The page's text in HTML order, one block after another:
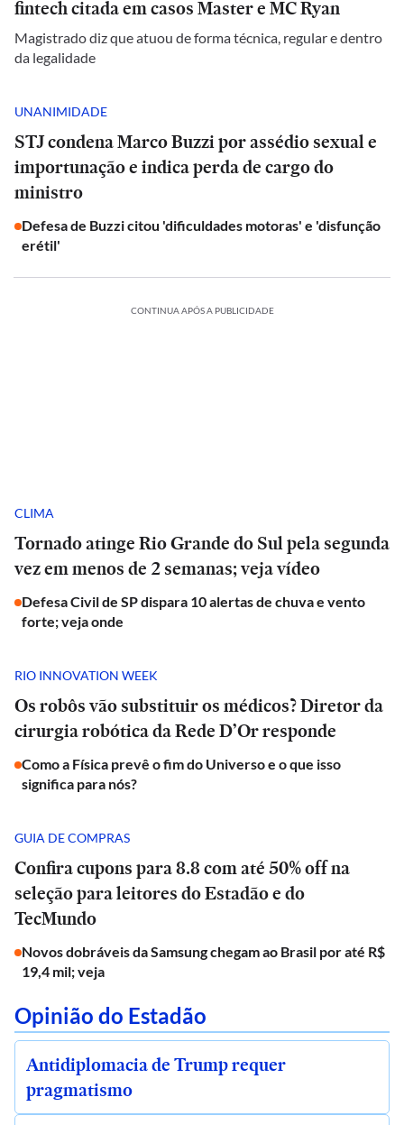
fintech citada em casos Master e MC Ryan
Magistrado diz que atuou de forma técnica, regular e dentro
da legalidade
UNANIMIDADE
STJ condena Marco Buzzi por assédio sexual e
importunação e indica perda de cargo do
ministro
Defesa de Buzzi citou 'dificuldades motoras' e 'disfunção
erétil'
CONTINUA APÓS A PUBLICIDADE
CLIMA
Tornado atinge Rio Grande do Sul pela segunda
vez em menos de 2 semanas; veja vídeo
Defesa Civil de SP dispara 10 alertas de chuva e vento
forte; veja onde
RIO INNOVATION WEEK
Os robôs vão substituir os médicos? Diretor da
cirurgia robótica da Rede D’Or responde
Como a Física prevê o fim do Universo e o que isso
significa para nós?
GUIA DE COMPRAS
Confira cupons para 8.8 com até 50% off na
seleção para leitores do Estadão e do
TecMundo
Novos dobráveis da Samsung chegam ao Brasil por até R$
19,4 mil; veja
Opinião do Estadão
Antidiplomacia de Trump requer
pragmatismo